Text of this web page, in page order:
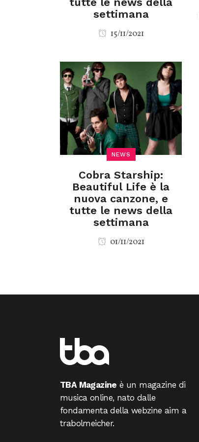
settimana
15/11/2021
NEWS
Cobra Starship:
Beautiful Life è la
nuova canzone, e
tutte le news della
settimana
01/11/2021
TBA Magazine è un magazine di
musica online, nato dalle
fondamenta della webzine aim a
trabolmeicher.